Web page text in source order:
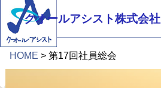
クオールアシスト株式会社
HOME 第17回社員総会